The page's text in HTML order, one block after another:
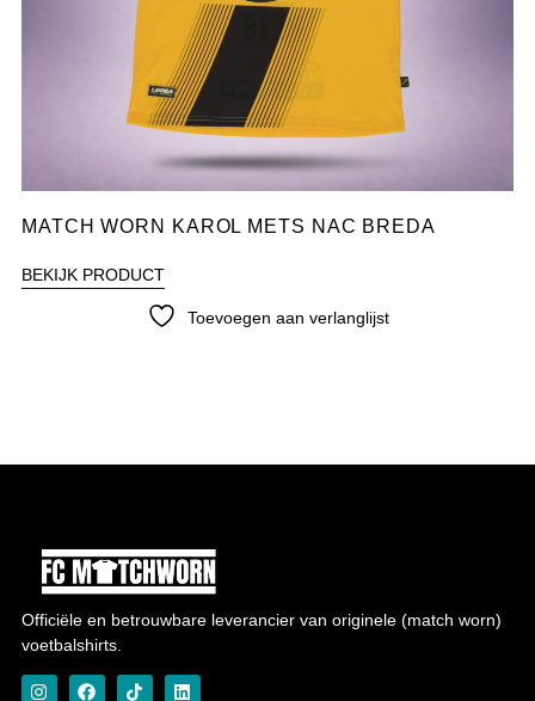
MATCH WORN KAROL METS NAC BREDA
BEKIJK PRODUCT
Toevoegen aan verlanglijst
Officiële en betrouwbare leverancier van originele (match worn)
voetbalshirts.